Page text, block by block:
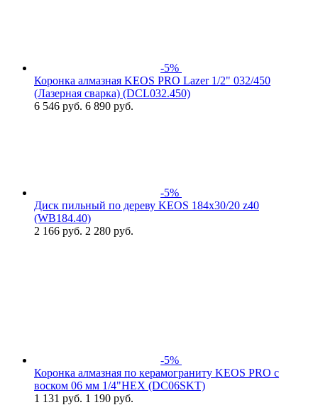
-5%
Коронка алмазная KEOS PRO Lazer 1/2" 032/450
(Лазерная сварка) (DCL032.450)
6 546 руб. 6 890 руб.
-5%
Диск пильный по дереву KEOS 184x30/20 z40
(WB184.40)
2 166 руб. 2 280 руб.
-5%
Коронка алмазная по керамограниту KEOS PRO с
воском 06 мм 1/4"HEX (DC06SKT)
1 131 руб. 1 190 руб.